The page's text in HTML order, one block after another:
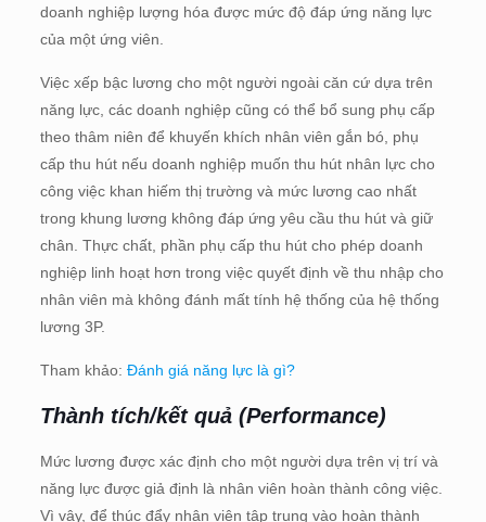
doanh nghiệp lượng hóa được mức độ đáp ứng năng lực
của một ứng viên.
Việc xếp bậc lương cho một người ngoài căn cứ dựa trên
năng lực, các doanh nghiệp cũng có thể bổ sung phụ cấp
theo thâm niên để khuyến khích nhân viên gắn bó, phụ
cấp thu hút nếu doanh nghiệp muốn thu hút nhân lực cho
công việc khan hiếm thị trường và mức lương cao nhất
trong khung lương không đáp ứng yêu cầu thu hút và giữ
chân. Thực chất, phần phụ cấp thu hút cho phép doanh
nghiệp linh hoạt hơn trong việc quyết định về thu nhập cho
nhân viên mà không đánh mất tính hệ thống của hệ thống
lương 3P.
Tham khảo: Đánh giá năng lực là gì?
Thành tích/kết quả (Performance)
Mức lương được xác định cho một người dựa trên vị trí và
năng lực được giả định là nhân viên hoàn thành công việc.
Vì vậy, để thúc đẩy nhân viên tập trung vào hoàn thành